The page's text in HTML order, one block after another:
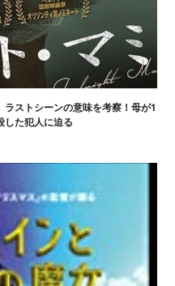
ラストシーンの意味を考察！母が1
した犯人に迫る